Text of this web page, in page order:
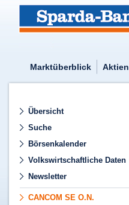
Marktüberblick Aktien
Übersicht
Suche
Börsenkalender
Volkswirtschaftliche Daten
Newsletter
CANCOM SE O.N.